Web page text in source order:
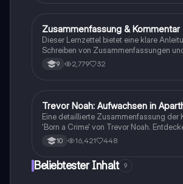
English mediation skills.
Englisch
Zusammenfassung & Kommentar
Dieser Lernzettel bietet eine klare
Schreiben von Zusammenfassungen
Kommentaren im Fach Englisch. Er
Struktur, wichtige Hinweise und
verbessern möchten.
9 2,779 32
Englisch
Trevor Noah: Aufwachsen in
Eine detaillierte Zusammenfassung der
'Born a Crime' von Trevor Noah.
Herausforderungen und Erfahrungen, die
Kind einer gemischtrassigen Familie in
während der Apartheid durchlebt hat.
Zusammenfassung beleuchtet zentrale
10 16,421 448
Beliebtester Inhalt 9